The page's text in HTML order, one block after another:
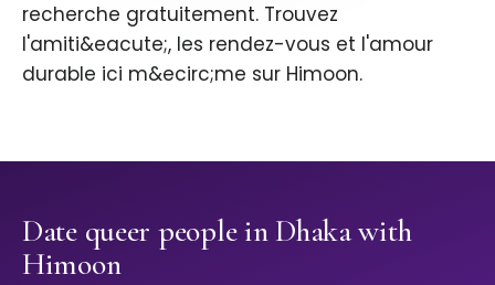
recherche gratuitement. Trouvez
l'amiti&eacute;, les rendez-vous et l'amour
durable ici m&ecirc;me sur Himoon.
Date queer people in Dhaka with
Himoon